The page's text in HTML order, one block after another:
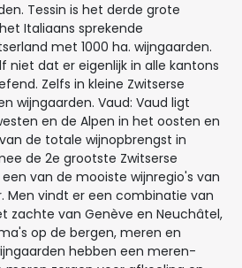
Tessin is het derde grote
Italiaans sprekende
met 1000 ha. wijngaarden.
niet dat er eigenlijk in alle kantons
Zelfs in kleine Zwitserse
wijngaarden. Vaud: Vaud ligt
en de Alpen in het oosten en
de totale wijnopbrengst in
de 2e grootste Zwitserse
van de mooiste wijnregio's van
Men vindt er een combinatie van
zachte van Genève en Neuchâtel,
op de bergen, meren en
hebben een meren-